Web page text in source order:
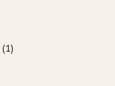
(1)